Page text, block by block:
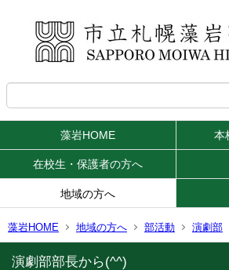
藻岩HOME 本
在校生・保護者の方へ
地域の方へ
藻岩HOME 地域の方へ 部活動 演劇部
演劇部部長から(^^)